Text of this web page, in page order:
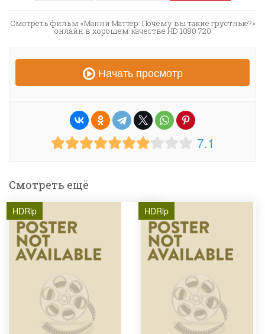
Смотреть фильм «Манни Маттер: Почему вы такие грустные?»
онлайн в хорошем качестве HD 1080 720
Начать просмотр
7.1
Смотреть ещё
HDRip HDRip